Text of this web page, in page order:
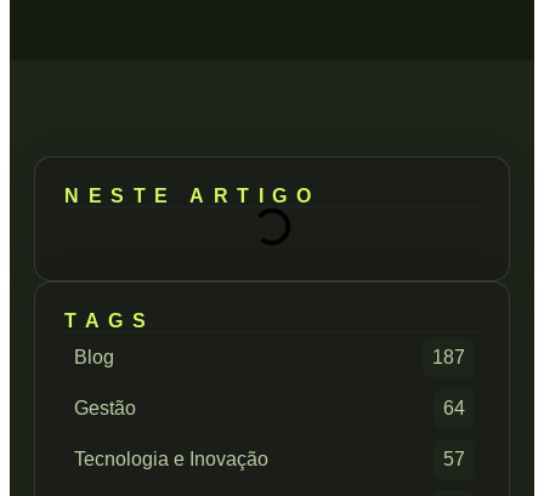
NESTE ARTIGO
TAGS
Blog
187
Gestão 64
Tecnologia e Inovação 57